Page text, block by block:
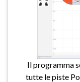
Il programma
tutte le piste